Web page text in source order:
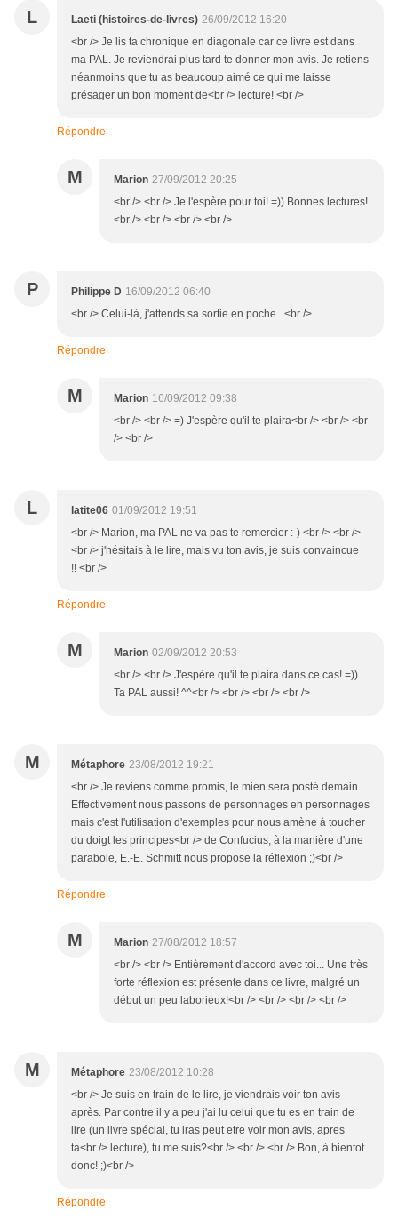
L Laeti (histoires-de-livres) 26/09/2012 16:20
<br /> Je lis ta chronique en diagonale car ce livre est dans
ma PAL. Je reviendrai plus tard te donner mon avis. Je retiens
néanmoins que tu as beaucoup aimé ce qui me laisse
présager un bon moment de<br /> lecture! <br />
Répondre
M Marion 27/09/2012 20:25
<br /> <br /> Je l'espère pour toi! =)) Bonnes lectures!
<br /> <br /> <br /> <br />
P Philippe D 16/09/2012 06:40
<br /> Celui-là, j'attends sa sortie en poche...<br />
Répondre
M Marion 16/09/2012 09:38
<br /> <br /> =) J'espère qu'il te plaira<br /> <br /> <br
/> <br />
L latite06 01/09/2012 19:51
<br /> Marion, ma PAL ne va pas te remercier :-) <br /> <br />
<br /> j'hésitais à le lire, mais vu ton avis, je suis convaincue
!! <br />
Répondre
M Marion 02/09/2012 20:53
<br /> <br /> J'espère qu'il te plaira dans ce cas! =))
Ta PAL aussi! ^^<br /> <br /> <br /> <br />
M Métaphore 23/08/2012 19:21
<br /> Je reviens comme promis, le mien sera posté demain.
Effectivement nous passons de personnages en personnages
mais c'est l'utilisation d'exemples pour nous amène à toucher
du doigt les principes<br /> de Confucius, à la manière d'une
parabole, E.-E. Schmitt nous propose la réflexion ;)<br />
Répondre
M Marion 27/08/2012 18:57
<br /> <br /> Entièrement d'accord avec toi... Une très
forte réflexion est présente dans ce livre, malgré un
début un peu laborieux!<br /> <br /> <br /> <br />
M Métaphore 23/08/2012 10:28
<br /> Je suis en train de le lire, je viendrais voir ton avis
après. Par contre il y a peu j'ai lu celui que tu es en train de
lire (un livre spécial, tu iras peut etre voir mon avis, apres
ta<br /> lecture), tu me suis?<br /> <br /> <br /> Bon, à bientot
donc! ;)<br />
Répondre